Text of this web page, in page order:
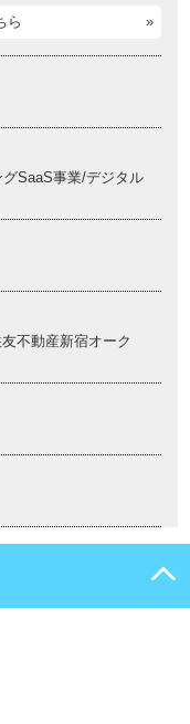
ら
SaaS事業/デジタル
不動産新宿オーク